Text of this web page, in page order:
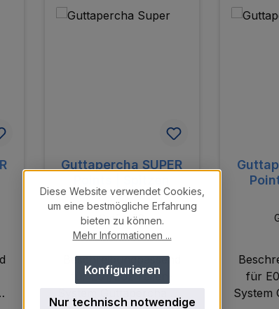
Guttapercha SUPER
Größe:F3
Beschreibungpassend
für E01/E02 Feilen-
für
System
Diese Website verwendet Cookies,
um eine bestmögliche Erfahrung
bieten zu können.
Mehr Informationen ...
Nur technisch notwendige
Konfigurieren